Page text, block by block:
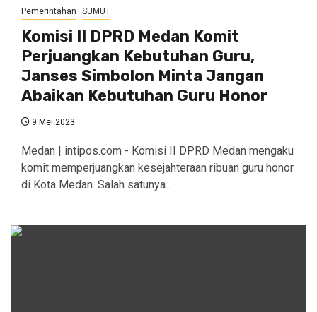
Pemerintahan SUMUT
Komisi II DPRD Medan Komit
Perjuangkan Kebutuhan Guru,
Janses Simbolon Minta Jangan
Abaikan Kebutuhan Guru Honor
9 Mei 2023
Medan | intipos.com - Komisi II DPRD Medan mengaku
komit memperjuangkan kesejahteraan ribuan guru honor
di Kota Medan. Salah satunya...